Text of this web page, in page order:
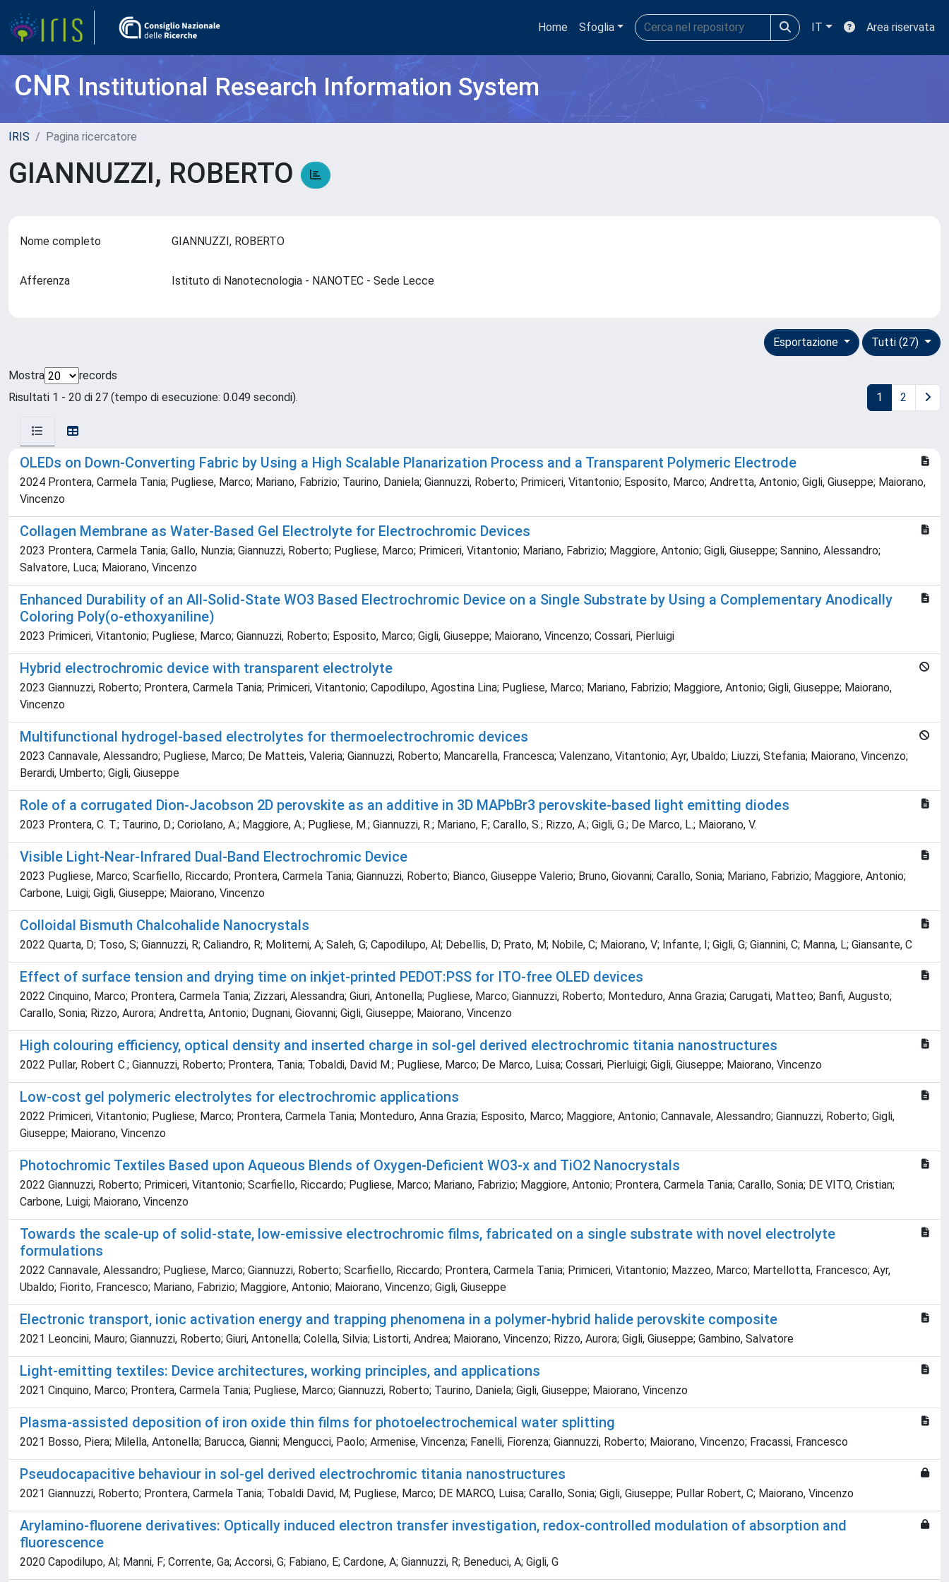
Home Sfoglia IT Area riservata
CNRInstitutional Research Information System
IRIS Pagina ricercatore
GIANNUZZI, ROBERTO
Nome completo GIANNUZZI, ROBERTO
Afferenza Istituto di Nanotecnologia - NANOTEC - Sede Lecce
Tutti (27)
Esportazione
Mostra
records
Risultati 1 - 20 di 27 (tempo di esecuzione: 0.049 secondi).
1 2
OLEDs on Down-Converting Fabric by Using a High Scalable Planarization Process and a Transparent Polymeric Electrode
2024 Prontera, Carmela Tania; Pugliese, Marco; Mariano, Fabrizio; Taurino, Daniela; Giannuzzi, Roberto; Primiceri, Vitantonio; Esposito, Marco; Andretta, Antonio; Gigli, Giuseppe; Maiorano,
Vincenzo
Collagen Membrane as Water-Based Gel Electrolyte for Electrochromic Devices
2023 Prontera, Carmela Tania; Gallo, Nunzia; Giannuzzi, Roberto; Pugliese, Marco; Primiceri, Vitantonio; Mariano, Fabrizio; Maggiore, Antonio; Gigli, Giuseppe; Sannino, Alessandro;
Salvatore, Luca; Maiorano, Vincenzo
Enhanced Durability of an All-Solid-State WO3 Based Electrochromic Device on a Single Substrate by Using a Complementary Anodically
Coloring Poly(o-ethoxyaniline)
2023 Primiceri, Vitantonio; Pugliese, Marco; Giannuzzi, Roberto; Esposito, Marco; Gigli, Giuseppe; Maiorano, Vincenzo; Cossari, Pierluigi
Hybrid electrochromic device with transparent electrolyte
2023 Giannuzzi, Roberto; Prontera, Carmela Tania; Primiceri, Vitantonio; Capodilupo, Agostina Lina; Pugliese, Marco; Mariano, Fabrizio; Maggiore, Antonio; Gigli, Giuseppe; Maiorano,
Vincenzo
Multifunctional hydrogel-based electrolytes for thermoelectrochromic devices
2023 Cannavale, Alessandro; Pugliese, Marco; De Matteis, Valeria; Giannuzzi, Roberto; Mancarella, Francesca; Valenzano, Vitantonio; Ayr, Ubaldo; Liuzzi, Stefania; Maiorano, Vincenzo;
Berardi, Umberto; Gigli, Giuseppe
Role of a corrugated Dion-Jacobson 2D perovskite as an additive in 3D MAPbBr3 perovskite-based light emitting diodes
2023 Prontera, C. T.; Taurino, D.; Coriolano, A.; Maggiore, A.; Pugliese, M.; Giannuzzi, R.; Mariano, F.; Carallo, S.; Rizzo, A.; Gigli, G.; De Marco, L.; Maiorano, V.
Visible Light-Near-Infrared Dual-Band Electrochromic Device
2023 Pugliese, Marco; Scarfiello, Riccardo; Prontera, Carmela Tania; Giannuzzi, Roberto; Bianco, Giuseppe Valerio; Bruno, Giovanni; Carallo, Sonia; Mariano, Fabrizio; Maggiore, Antonio;
Carbone, Luigi; Gigli, Giuseppe; Maiorano, Vincenzo
Colloidal Bismuth Chalcohalide Nanocrystals
2022 Quarta, D; Toso, S; Giannuzzi, R; Caliandro, R; Moliterni, A; Saleh, G; Capodilupo, Al; Debellis, D; Prato, M; Nobile, C; Maiorano, V; Infante, I; Gigli, G; Giannini, C; Manna, L; Giansante, C
Effect of surface tension and drying time on inkjet-printed PEDOT:PSS for ITO-free OLED devices
2022 Cinquino, Marco; Prontera, Carmela Tania; Zizzari, Alessandra; Giuri, Antonella; Pugliese, Marco; Giannuzzi, Roberto; Monteduro, Anna Grazia; Carugati, Matteo; Banfi, Augusto;
Carallo, Sonia; Rizzo, Aurora; Andretta, Antonio; Dugnani, Giovanni; Gigli, Giuseppe; Maiorano, Vincenzo
High colouring efficiency, optical density and inserted charge in sol-gel derived electrochromic titania nanostructures
2022 Pullar, Robert C.; Giannuzzi, Roberto; Prontera, Tania; Tobaldi, David M.; Pugliese, Marco; De Marco, Luisa; Cossari, Pierluigi; Gigli, Giuseppe; Maiorano, Vincenzo
Low-cost gel polymeric electrolytes for electrochromic applications
2022 Primiceri, Vitantonio; Pugliese, Marco; Prontera, Carmela Tania; Monteduro, Anna Grazia; Esposito, Marco; Maggiore, Antonio; Cannavale, Alessandro; Giannuzzi, Roberto; Gigli,
Giuseppe; Maiorano, Vincenzo
Photochromic Textiles Based upon Aqueous Blends of Oxygen-Deficient WO3-x and TiO2 Nanocrystals
2022 Giannuzzi, Roberto; Primiceri, Vitantonio; Scarfiello, Riccardo; Pugliese, Marco; Mariano, Fabrizio; Maggiore, Antonio; Prontera, Carmela Tania; Carallo, Sonia; DE VITO, Cristian;
Carbone, Luigi; Maiorano, Vincenzo
Towards the scale-up of solid-state, low-emissive electrochromic films, fabricated on a single substrate with novel electrolyte
formulations
2022 Cannavale, Alessandro; Pugliese, Marco; Giannuzzi, Roberto; Scarfiello, Riccardo; Prontera, Carmela Tania; Primiceri, Vitantonio; Mazzeo, Marco; Martellotta, Francesco; Ayr,
Ubaldo; Fiorito, Francesco; Mariano, Fabrizio; Maggiore, Antonio; Maiorano, Vincenzo; Gigli, Giuseppe
Electronic transport, ionic activation energy and trapping phenomena in a polymer-hybrid halide perovskite composite
2021 Leoncini, Mauro; Giannuzzi, Roberto; Giuri, Antonella; Colella, Silvia; Listorti, Andrea; Maiorano, Vincenzo; Rizzo, Aurora; Gigli, Giuseppe; Gambino, Salvatore
Light-emitting textiles: Device architectures, working principles, and applications
2021 Cinquino, Marco; Prontera, Carmela Tania; Pugliese, Marco; Giannuzzi, Roberto; Taurino, Daniela; Gigli, Giuseppe; Maiorano, Vincenzo
Plasma-assisted deposition of iron oxide thin films for photoelectrochemical water splitting
2021 Bosso, Piera; Milella, Antonella; Barucca, Gianni; Mengucci, Paolo; Armenise, Vincenza; Fanelli, Fiorenza; Giannuzzi, Roberto; Maiorano, Vincenzo; Fracassi, Francesco
Pseudocapacitive behaviour in sol-gel derived electrochromic titania nanostructures
2021 Giannuzzi, Roberto; Prontera, Carmela Tania; Tobaldi David, M; Pugliese, Marco; DE MARCO, Luisa; Carallo, Sonia; Gigli, Giuseppe; Pullar Robert, C; Maiorano, Vincenzo
Arylamino-fluorene derivatives: Optically induced electron transfer investigation, redox-controlled modulation of absorption and
fluorescence
2020 Capodilupo, Al; Manni, F; Corrente, Ga; Accorsi, G; Fabiano, E; Cardone, A; Giannuzzi, R; Beneduci, A; Gigli, G